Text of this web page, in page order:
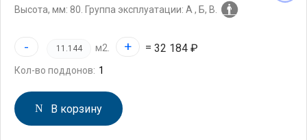
Высота, мм: 80. Группа эксплуатации: А , Б, В.
- м2. + = 32 184 ₽
Кол-во поддонов:
В корзину